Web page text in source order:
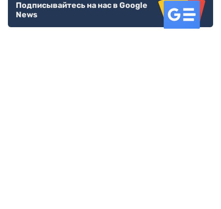
Подписывайтесь на нас в Google
News